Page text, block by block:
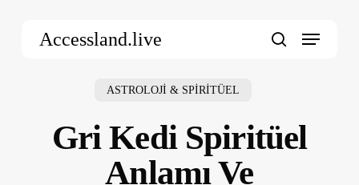
Accessland.live Menu
ASTROLOJİ & SPİRİTÜEL
Gri Kedi Spiritüel
Anlamı Ve